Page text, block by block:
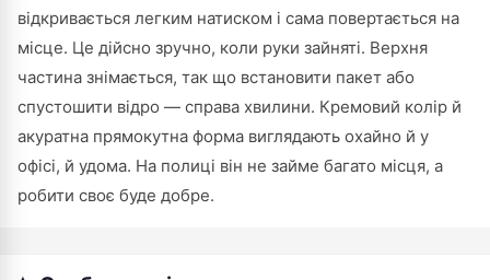
відкривається легким натиском і сама повертається на
місце. Це дійсно зручно, коли руки зайняті. Верхня
частина знімається, так що встановити пакет або
спустошити відро — справа хвилини. Кремовий колір й
акуратна прямокутна форма виглядають охайно й у
офісі, й удома. На полиці він не займе багато місця, а
робити своє буде добре.